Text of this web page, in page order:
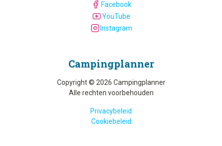
Facebook
YouTube
Instagram
Camping­planner
Copyright © 2026 Campingplanner
Alle rechten voorbehouden
Privacybeleid
Cookiebeleid